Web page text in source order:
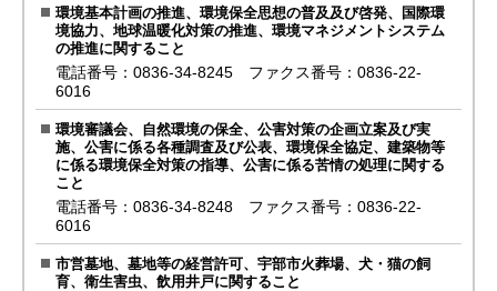
環境基本計画の推進、環境保全思想の普及及び啓発、国際環
境協力、地球温暖化対策の推進、環境マネジメントシステム
の推進に関すること
電話番号：0836-34-8245 ファクス番号：0836-22-
6016
環境審議会、自然環境の保全、公害対策の企画立案及び実
施、公害に係る各種調査及び公表、環境保全協定、建築物等
に係る環境保全対策の指導、公害に係る苦情の処理に関する
こと
電話番号：0836-34-8248 ファクス番号：0836-22-
6016
市営墓地、墓地等の経営許可、宇部市火葬場、犬・猫の飼
育、衛生害虫、飲用井戸に関すること